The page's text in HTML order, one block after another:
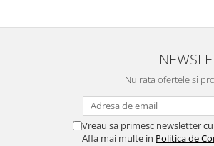
Nu rata ofertele si
Vreau sa primesc newsletter
Afla mai multe in Politica de